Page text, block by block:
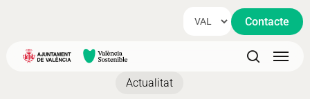
content
Contacte
search
Menu
Actualitat